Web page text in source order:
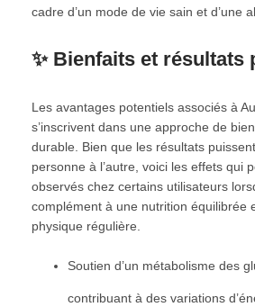
cadre d’un mode de vie sain et d’une
✨ Bienfaits et résultats
Les avantages potentiels associés à
s’inscrivent dans une approche de
durable. Bien que les résultats
personne à l’autre, voici les effets qui
observés chez certains utilisateurs
complément à une nutrition équilibrée
physique régulière.
Soutien d’un métabolisme des
contribuant à des variations